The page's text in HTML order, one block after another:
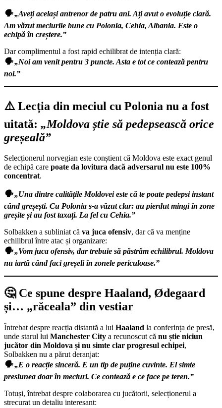
🗣️ „Aveți același antrenor de patru ani. Ați avut o evoluție clară.
Am văzut meciurile bune cu Polonia, Cehia, Albania. Este o
echipă în creștere.”
Dar complimentul a fost rapid echilibrat de intenția clară:
🗣️ „Noi am venit pentru 3 puncte. Asta e tot ce contează pentru
noi.”
⚠️ Lecția din meciul cu Polonia nu a fost
uitată: „Moldova știe să pedepsească orice
greșeală”
Selecționerul norvegian este conștient că Moldova este exact genul
de echipă care poate da lovitura dacă adversarul nu este 100%
concentrat.
🗣️ „Una dintre calitățile Moldovei este că te poate pedepsi instant
când greșești. Cu Polonia s-a văzut clar: au pierdut mingi în zone
greșite și au fost taxați. La fel cu Cehia.”
Solbakken a subliniat că va juca ofensiv, dar că va menține
echilibrul între atac și organizare:
🗣️ „Vom juca ofensiv, dar trebuie să păstrăm echilibrul. Moldova
nu iartă când faci greșeli în zonele periculoase.”
🤔 Ce spune despre Haaland, Ødegaard
și… „răceala” din vestiar
Întrebat despre reacția distantă a lui Haaland la conferința de presă,
unde starul lui Manchester City a recunoscut că nu știe niciun
jucător din Moldova și nu simte clar progresul echipei,
Solbakken nu a părut deranjat:
🗣️ „E o reacție sinceră. E un tip de puține cuvinte. El simte
presiunea doar în meciuri. Ce contează e ce face pe teren.”
Totuși, întrebat despre colaborarea cu jucătorii, selecționerul a
strecurat un detaliu interesant: